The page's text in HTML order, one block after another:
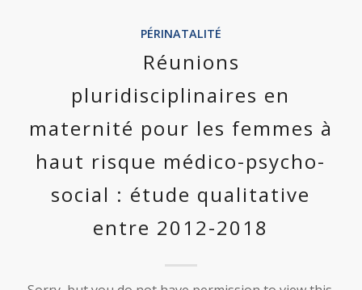
PÉRINATALITÉ
Réunions
pluridisciplinaires en
maternité pour les femmes à
haut risque médico-psycho-
social : étude qualitative
entre 2012-2018